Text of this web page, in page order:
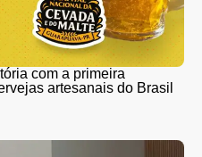
com a primeira
artesanais do Brasil